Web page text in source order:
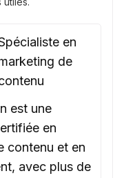
en
de
est une
en
contenu et en
avec plus de